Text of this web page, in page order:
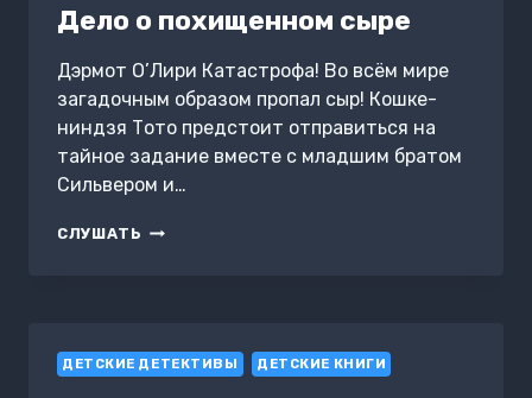
Дело о похищенном сыре
Дэрмот О’Лири Катастрофа! Во всём мире
загадочным образом пропал сыр! Кошке-
ниндзя Тото предстоит отправиться на
тайное задание вместе с младшим братом
Сильвером и…
СЛУШАТЬ ДЕЛО
ДЕТСКИЕ ДЕТЕКТИВЫ ДЕТСКИЕ КНИГИ